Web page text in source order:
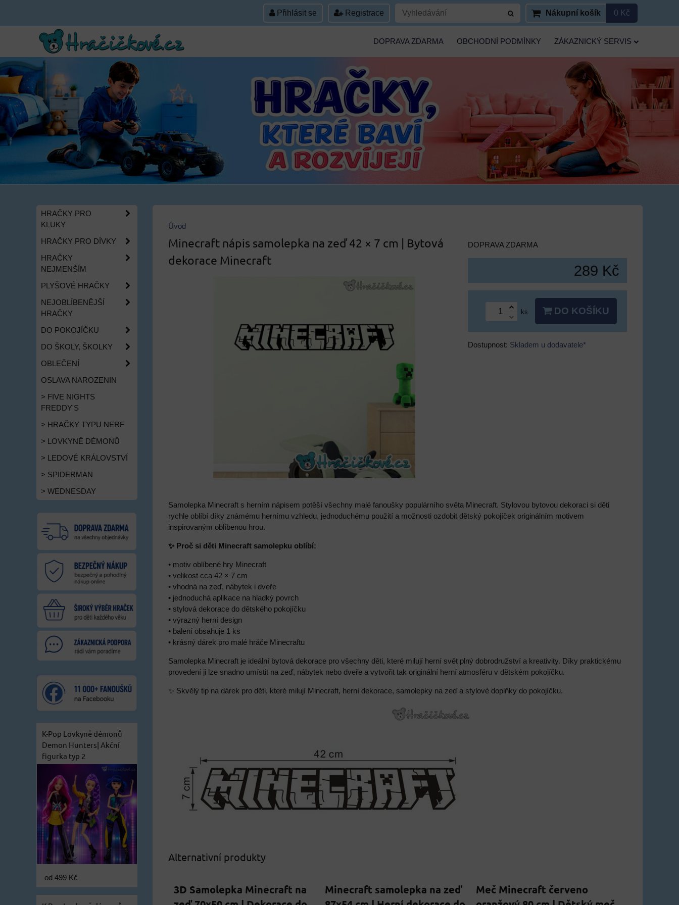
Přihlásit se Registrace Nákupní košík 0 Kč
DOPRAVA ZDARMA OBCHODNÍ PODMÍNKY ZÁKAZNICKÝ SERVIS
Úvod
Minecraft nápis samolepka na zeď 42 × 7 cm | Bytová
dekorace Minecraft
DOPRAVA ZDARMA
289 Kč
ks DO KOŠÍKU
Dostupnost: Skladem u dodavatele*
Samolepka Minecraft s herním nápisem potěší všechny malé fanoušky populárního světa Minecraft. Stylovou bytovou dekoraci si děti
rychle oblíbí díky známému hernímu vzhledu, jednoduchému použití a možnosti ozdobit dětský pokojíček originálním motivem
inspirovaným oblíbenou hrou.
✨ Proč si děti Minecraft samolepku oblíbí:
• motiv oblíbené hry Minecraft
• velikost cca 42 × 7 cm
• vhodná na zeď, nábytek i dveře
• jednoduchá aplikace na hladký povrch
• stylová dekorace do dětského pokojíčku
• výrazný herní design
• balení obsahuje 1 ks
• krásný dárek pro malé hráče Minecraftu
Samolepka Minecraft je ideální bytová dekorace pro všechny děti, které milují herní svět plný dobrodružství a kreativity. Díky praktickému
provedení ji lze snadno umístit na zeď, nábytek nebo dveře a vytvořit tak originální herní atmosféru v dětském pokojíčku.
✨ Skvělý tip na dárek pro děti, které milují Minecraft, herní dekorace, samolepky na zeď a stylové doplňky do pokojíčku.
Alternativní produkty
3D Samolepka Minecraft na
Minecraft samolepka na zeď
Meč Minecraft červeno
HRAČKY PRO
KLUKY
HRAČKY PRO DÍVKY
HRAČKY
NEJMENŠÍM
PLYŠOVÉ HRAČKY
NEJOBLÍBENĚJŠÍ
HRAČKY
DO POKOJÍČKU
DO ŠKOLY, ŠKOLKY
OBLEČENÍ
OSLAVA NAROZENIN
> FIVE NIGHTS
FREDDY'S
> HRAČKY TYPU NERF
> LOVKYNĚ DÉMONŮ
> LEDOVÉ KRÁLOVSTVÍ
> SPIDERMAN
> WEDNESDAY
K-Pop Lovkyně démonů
Demon Hunters| Akční
figurka typ 2
od 499 Kč